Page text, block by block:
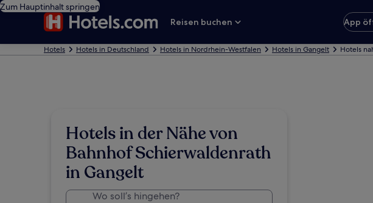
Zum Hauptinhalt springen
Reisen buchen
App
Hotels Hotels in Deutschland Hotels in Nordrhein-Westfalen Hotels in Gangelt Hotels
Hotels in der Nähe von
Bahnhof Schierwaldenrath
in Gangelt
Wo soll’s hingehen?